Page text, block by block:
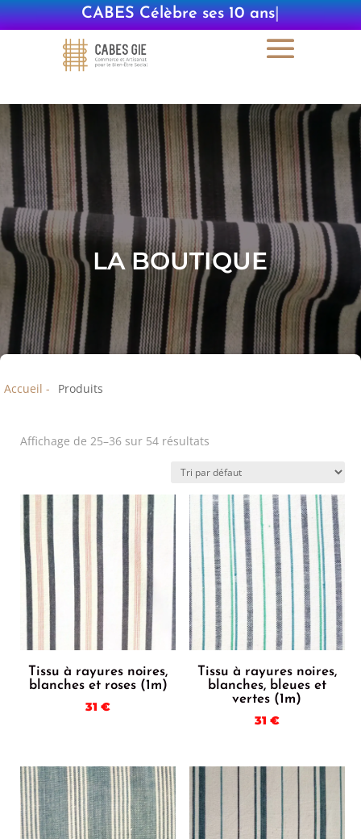
CABES Célèbre ses 10 a|
LA BOUTIQUE
Accueil - Produits
Affichage de 25–36 sur 54 résultats
Tissu à rayures noires,
blanches et roses (1m)
31€
Tissu à rayures noires,
blanches, bleues et
vertes (1m)
31 €